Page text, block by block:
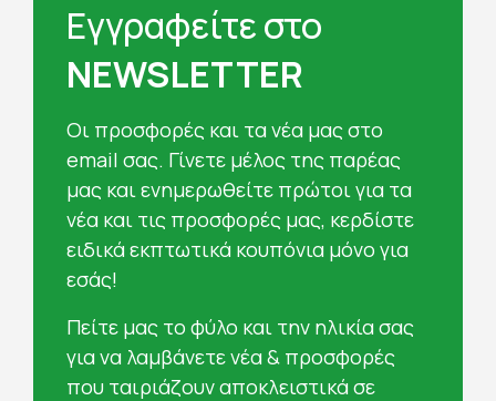
Εγγραφείτε στο
NEWSLETTER
Oι προσφορές και τα νέα μας στο
email σας. Γίνετε μέλος της παρέας
μας και ενημερωθείτε πρώτοι για τα
νέα και τις προσφορές μας, κερδίστε
ειδικά εκπτωτικά κουπόνια μόνο για
εσάς!
Πείτε μας το φύλο και την ηλικία σας
για να λαμβάνετε νέα & προσφορές
που ταιριάζουν αποκλειστικά σε